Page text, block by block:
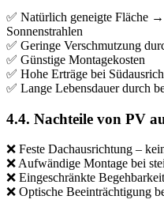
✅ Natürlich geneigte Fläche
Sonnenstrahlen
✅ Geringe Verschmutzung
✅ Günstige Montagekosten
✅ Hohe Erträge bei
✅ Lange Lebensdauer durch
4.4. Nachteile von PV
❌ Feste Dachausrichtung –
❌ Aufwändige Montage bei
❌ Eingeschränkte
❌ Optische Beeinträchtigung